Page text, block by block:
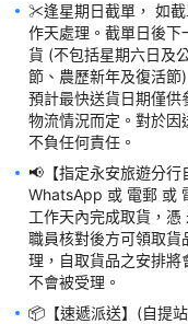
產品，只需補貼相關差
若因貨品缺貨，本公
訂單取消日計算)，實
貨品價格以訂購當日所
如有任何爭議，一切
✂️逢星期日截單， 如截
作天處理。截單日後
貨 (不包括星期六日及
節、農歷新年及復活
預計最快送貨日期僅供
物流情況而定。對於因
📢【指定永安旅遊分行
WhatsApp 或 電郵 或
工作天內完成取貨，
職員核對後方可領取
理，自取貨品之安排將
📦【速遞派送】(自提